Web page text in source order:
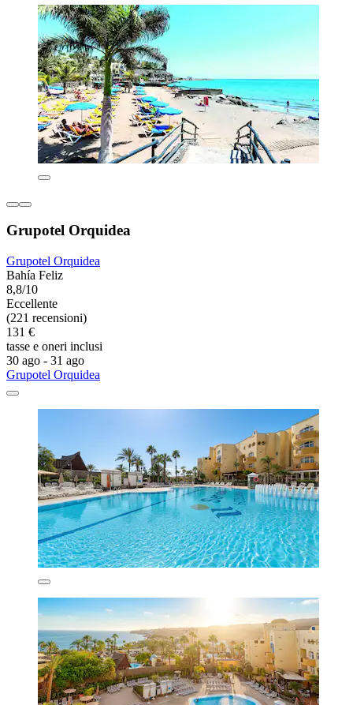
Grupotel Orquidea
Grupotel Orquidea
Bahía Feliz
8,8/10
Eccellente
(221 recensioni)
131 €
tasse e oneri inclusi
30 ago - 31 ago
Grupotel Orquidea